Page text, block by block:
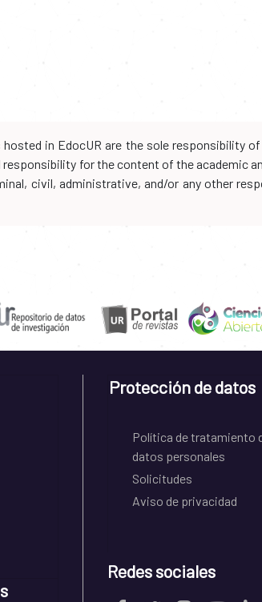
in EdocUR are the sole responsibility
for the content of the academic
civil, administrative, and/or any other
Protección de datos
Política de tratamiento
datos personales
Solicitudes
Aviso de privacidad
Redes sociales